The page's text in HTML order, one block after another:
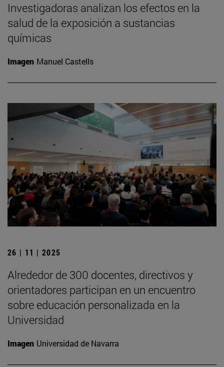
Investigadoras analizan los efectos en la
salud de la exposición a sustancias
químicas
Imagen Manuel Castells
26 | 11 | 2025
Alrededor de 300 docentes, directivos y
orientadores participan en un encuentro
sobre educación personalizada en la
Universidad
Imagen Universidad de Navarra